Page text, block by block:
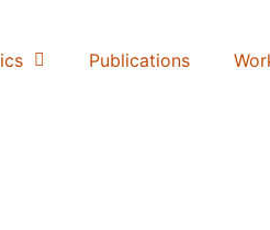
Publications